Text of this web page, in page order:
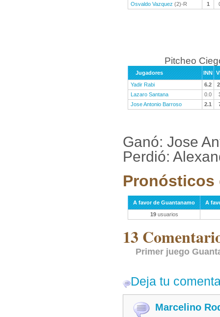
Osvaldo Vazquez (2)-R 1
Pitcheo
Jugadores INN
Yadir Rabi
6.2
Lazaro Santana
0.0
Jose Antonio Barroso
2.1
Ganó: Jose
Perdió:
Pronósticos
A favor de Guantanamo
A
19usuarios
13
Primer juego
Deja tu
Marcelino